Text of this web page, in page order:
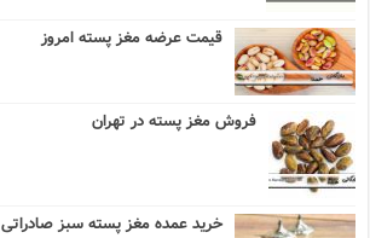
قیمت عرضه مغز پسته امروز
فروش مغز پسته در تهران
خرید عمده مغز پسته سبز صادراتی